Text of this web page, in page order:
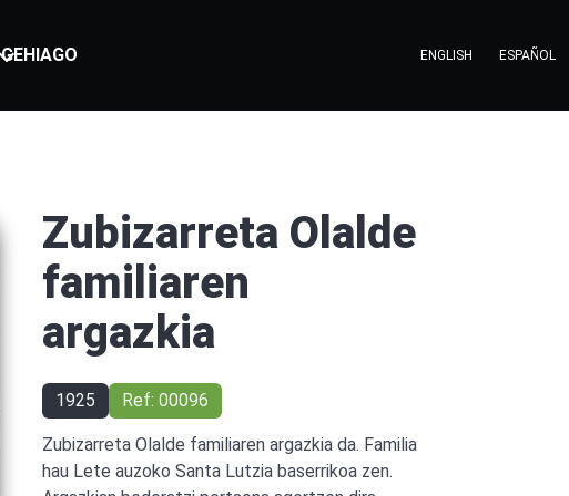
GEHIAGO ENGLISH ESPAÑOL
Zubizarreta Olalde
familiaren
argazkia
1925 Ref: 00096
Zubizarreta Olalde familiaren argazkia da. Familia
hau Lete auzoko Santa Lutzia baserrikoa zen.